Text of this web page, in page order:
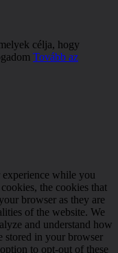
célja, hogy
Tovább az
while you
the cookies that
browser as they are
of the website. We
and understand how
stored in your browser
to opt-out of these